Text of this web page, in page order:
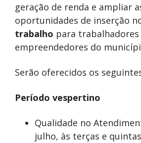
geração de renda e ampliar
oportunidades de inserção
trabalho para trabalhadores
empreendedores do
Serão oferecidos os
Período vespertino
Qualidade no
julho, às terças e